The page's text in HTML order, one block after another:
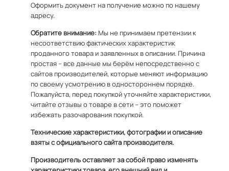
Оформить документ на получение можно по нашему
адресу.
Обратите внимание: Мы не принимаем претензии к
несоответствию фактических характеристик
проданного товара и заявленных в описании. Причина
простая – все данные мы берём непосредственно с
сайтов производителей, которые меняют информацию
по своему усмотрению в одностороннем порядке.
Пожалуйста, перед покупкой уточняйте характеристики,
читайте отзывы о товаре в сети – это поможет
избежать разочарования покупкой.
Технические характеристики, фотографии и описание
взяты с официального сайта производителя.
Производитель оставляет за собой право изменять